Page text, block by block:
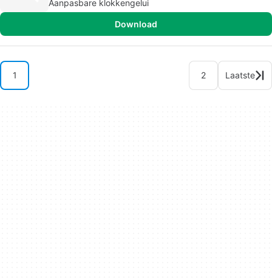
Aanpasbare klokkengelui
Download
1 2 Laatste